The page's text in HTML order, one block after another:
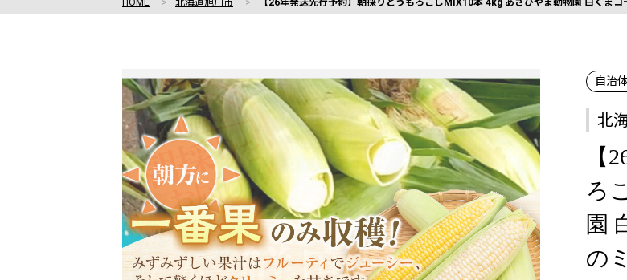
HOME
北海道旭川市 【26年発送先行予約】朝採りとうもろこしMIX10本 4kg あさひやま動物園 白くま
自治
北
【
ろ
園
の